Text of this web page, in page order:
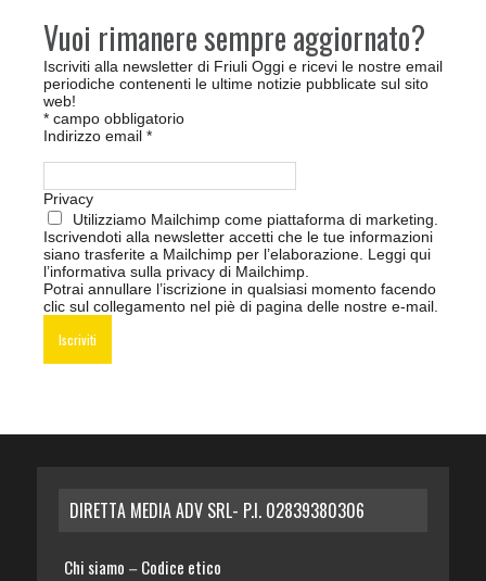
Vuoi rimanere sempre aggiornato?
Iscriviti alla newsletter di Friuli Oggi e ricevi le nostre email
periodiche contenenti le ultime notizie pubblicate sul sito
web!
* campo obbligatorio
Indirizzo email *
Privacy
Utilizziamo Mailchimp come piattaforma di marketing.
Iscrivendoti alla newsletter accetti che le tue informazioni
siano trasferite a Mailchimp per l’elaborazione. Leggi qui
l’informativa sulla privacy di Mailchimp
Potrai annullare l’iscrizione in qualsiasi momento facendo
clic sul collegamento nel piè di pagina delle nostre e-mail.
DIRETTA MEDIA ADV SRL- P.I. 02839380306
Chi siamo – Codice etico